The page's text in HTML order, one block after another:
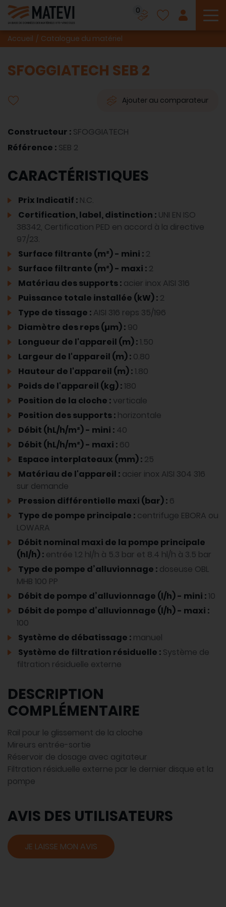
0
Accueil Catalogue du matériel
SFOGGIATECH SEB 2
Ajouter au comparateur
Constructeur : SFOGGIATECH
Référence : SEB 2
CARACTÉRISTIQUES
Prix Indicatif : N.C.
Certification, label, distinction : UNI EN ISO
38342, Certification PED en accord à la directive
97/23.
Surface filtrante (m²) - mini : 2
Surface filtrante (m²) - maxi : 2
Matériau des supports : acier inox AISI 316
Puissance totale installée (kW) : 2
Type de tissage : AISI 316 reps 35/196
Diamètre des reps (µm) : 90
Longueur de l'appareil (m) :1.50
Largeur de l'appareil (m) : 0.80
Hauteur de l'appareil (m) :1.80
Poids de l'appareil (kg) :180
Position de la cloche : verticale
Position des supports : horizontale
Débit (hL/h/m²) - mini : 40
Débit (hL/h/m²) - maxi : 60
Espace interplateaux (mm) : 25
Matériau de l'appareil : acier inox AISI 304 316
sur demande
Pression différentielle maxi (bar) : 6
Type de pompe principale : centrifuge EBORA ou
LOWARA
Débit nominal maxi de la pompe principale
(hl/h) : entrée 1.2 hl/h à 5.3 bar et 8.4 hl/h à 3.5 bar
Type de pompe d’alluvionnage : doseuse OBL
MHB 100 PP
Débit de pompe d’alluvionnage (l/h) - mini :10
Débit de pompe d’alluvionnage (l/h) - maxi :
100
Système de débatissage : manuel
Système de filtration résiduelle : Système de
filtration résiduelle externe
DESCRIPTION
COMPLÉMENTAIRE
Rail pour le glissement de la cloche
Mireurs entrée-sortie
Réservoir de dosage avec agitateur
Filtration résiduelle externe par le dernier disque et la
pompe
AVIS DES UTILISATEURS
JE LAISSE MON AVIS